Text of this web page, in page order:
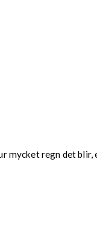
mycket regn det